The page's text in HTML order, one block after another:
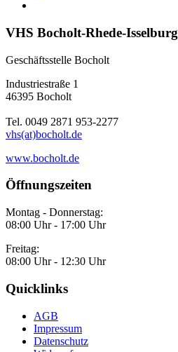
VHS Bocholt-Rhede-Isselburg
Geschäftsstelle Bocholt
Industriestraße 1
46395 Bocholt
Tel. 0049 2871 953-2277
vhs(at)bocholt.de
www.bocholt.de
Öffnungszeiten
Montag - Donnerstag:
08:00 Uhr - 17:00 Uhr
Freitag:
08:00 Uhr - 12:30 Uhr
Quicklinks
AGB
Impressum
Datenschutz